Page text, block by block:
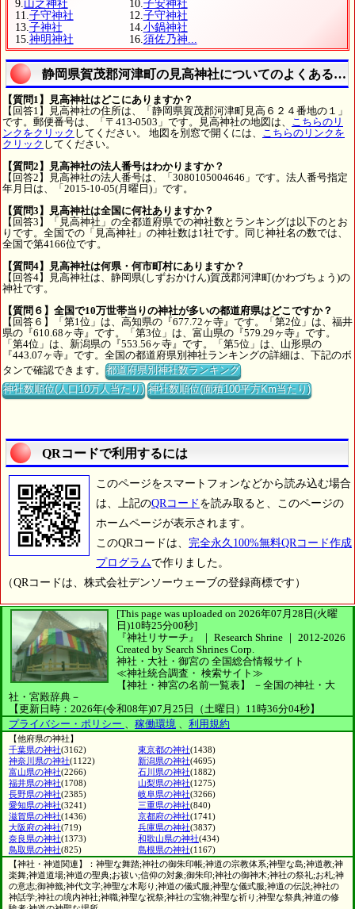
9. 山之神社 10. 子安神社
11. 子守神社 12. 子守神社
13. 子神社 14. 小鍋神社
15. 神明神社 16. 須佐乃神...
静岡県賀茂郡河津町の見高神社についてのよくある質
【質問1】見高神社はどこにありますか？
【回答1】見高神社の住所は、「静岡県賀茂郡河津町見高６２４番地の１」
です。郵便番号は、「〒413-0503」です。見高神社の地図は、
こちらのリ
ンクをクリック してください。 地図を別窓で開くには、
こちらのリンクを
クリック してください。
【質問2】見高神社の法人番号はわかりますか？
【回答2】見高神社の法人番号は、「3080105004646」です。法人番号指定
年月日は、「2015-10-05(月曜日)」です。
【質問3】見高神社は全国に何社ありますか？
【回答3】「見高神社」の全都道府県での神社数とランキングは以下のとお
りです。全国での「見高神社」の神社数は1社です。同じ神社名の数では、
全国で第4166位です。
【質問4】見高神社は何県・何市町村にありますか？
【回答4】見高神社は、静岡県(しずおかけん)賀茂郡河津町(かわづちょう)の
神社です。
【質問６】全国で10万世帯当りの神社が多いの都道府県はどこですか？
【回答６】「第1位」は、高知県の『677.72ヶ寺』です。「第2位」は、福井
県の『610.68ヶ寺』です。「第3位」は、富山県の『579.29ヶ寺』です。
「第4位」は、新潟県の『553.56ヶ寺』です。「第5位」は、山形県の
『443.07ヶ寺』です。全国の都道府県別神社ランキングの詳細は、下記のボ
タンで確認できます。都道府県別神社数ランキング
神社数順位(人口10万人当たり) 神社数順位(面積100平方Km当たり)
QRコードで利用するには
このページをスマートフォンなどから読み込む場合
は、上記のQRコード を読み取ると、このページの
ホームページが表示されます。
このQRコードは、 完全永久100%無料QRコード作成
プログラムで作りました。
（QRコードは、株式会社デンソーウェーブの登録商標です）
[This page was uploaded on 2026年07月28日(火曜
日)10時25分00秒]
『神社リサーチ』 ｜ Research Shrine ｜ 2012-2026
Created by Search Shrines Corp.
神社・大社・御宮の 全国総合情報サイト
≪神社統合調査・ 検索サイト≫
【神社・神宮の名前一覧表】
－全国の神社・大
社・宮殿辞典－
【更新日時：2026年(令和08年)07月25日（土曜日）11時36分04秒】
プライバシー・ポリシー
稼働環境 利用規約
【他府県の神社】
千葉県の神社(3162) 東京都の神社(1438)
神奈川県の神社(1122) 新潟県の神社(4695)
富山県の神社(2266) 石川県の神社(1882)
福井県の神社(1708) 山梨県の神社(1275)
長野県の神社(2385) 岐阜県の神社(3266)
愛知県の神社(3241) 三重県の神社(840)
滋賀県の神社(1436) 京都府の神社(1741)
大阪府の神社(719) 兵庫県の神社(3837)
奈良県の神社(1373) 和歌山県の神社(434)
鳥取県の神社(825) 島根県の神社(1167)
【神社・神道関連】：神聖な舞踏;神社の御朱印帳;神道の宗教体系;神聖な島;神道教;神
楽舞;神道道場;神道の聖典;お祓い;信仰の対象;御朱印;神社の御神木;神社の祭礼;お札;神
の意志;御神籤;神代文字;神聖な木彫り;神道の儀式服;神聖な儀式服;神道の伝説;神社の
神話学;神社の境内神社;神職;神聖な祝祭;神社の宝物;神聖な祈り;神聖な祭典;神道の修